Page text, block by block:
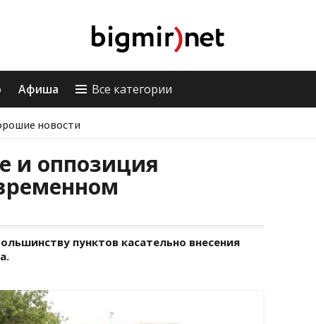
Афиша Все категории
новости
и оппозиция
пунктов касательно внесения